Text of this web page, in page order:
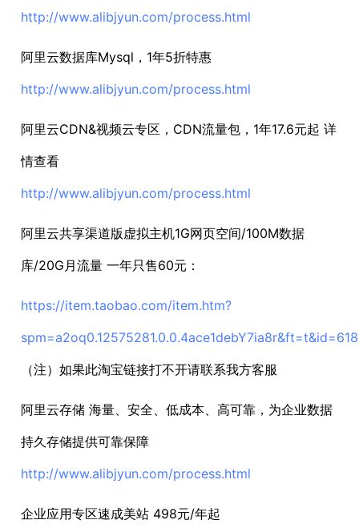
http://www.alibjyun.com/process.html
阿里云数据库Mysql，1年5折特惠
http://www.alibjyun.com/process.html
阿里云CDN&视频云专区，CDN流量包，1年17.6元起 详
情查看
http://www.alibjyun.com/process.html
阿里云共享渠道版虚拟主机1G网页空间/100M数据
库/20G月流量 一年只售60元：
https://item.taobao.com/item.htm?
（注）如果此淘宝链接打不开请联系我方客服
阿里云存储 海量、安全、低成本、高可靠，为企业数据
持久存储提供可靠保障
http://www.alibjyun.com/process.html
企业应用专区速成美站 498元/年起